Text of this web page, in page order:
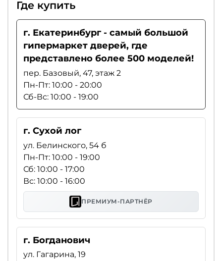
Где купить
г. Екатеринбург - самый большой
гипермаркет дверей, где
представлено более 500 моделей!
пер. Базовый, 47, этаж 2
Пн-Пт: 10:00 - 20:00
Сб-Вс: 10:00 - 19:00
г. Сухой лог
ул. Белинского, 54 б
Пн-Пт: 10:00 - 19:00
Сб: 10:00 - 17:00
Вс: 10:00 - 16:00
ПРЕМИУМ-ПАРТНЁР
г. Богданович
ул. Гагарина, 19